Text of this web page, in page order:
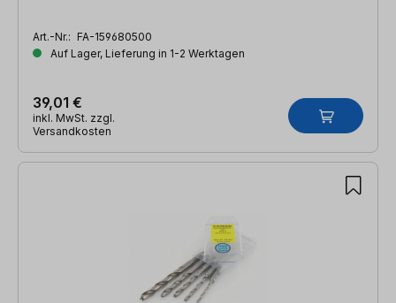
Art.-Nr.: FA-159680500
Auf Lager, Lieferung in 1-2 Werktagen
39,01 €
inkl. MwSt. zzgl.
Versandkosten